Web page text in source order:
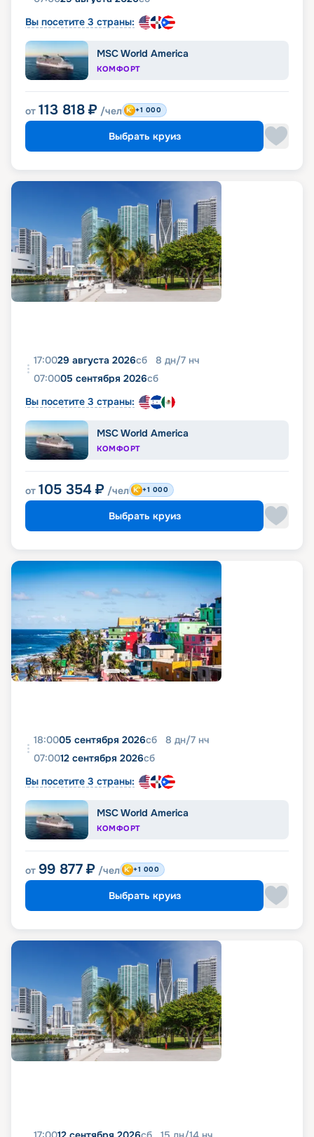
Вы посетите 3 страны:
MSC World America
КОМФОРТ
от 113 818 ₽ /чел +1 000
Выбрать круиз
17:0029 августа 2026сб 8 дн/7 нч
07:0005 сентября 2026сб
Вы посетите 3 страны:
MSC World America
КОМФОРТ
от 105 354 ₽ /чел +1 000
Выбрать круиз
18:0005 сентября 2026сб 8 дн/7 нч
07:0012 сентября 2026сб
Вы посетите 3 страны:
MSC World America
КОМФОРТ
от 99 877 ₽ /чел +1 000
Выбрать круиз